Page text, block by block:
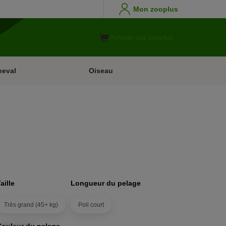
Mon zooplus
Oiseau
Très grand (45+ kg)
Longueur du pelage
Poil court